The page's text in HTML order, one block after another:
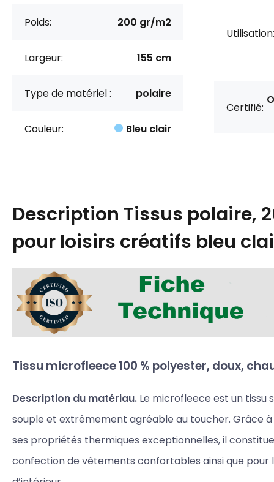
Poids: 200 gr/m2
Largeur: 155 cm
Type de matériel : polaire
Couleur: Bleu clair
Utilisation:
Certifié:
Description Tissus polaire,
pour loisirs créatifs bleu
Tissu microfleece 100 % polyester, doux,
Description du matériau. Le microfleece est un tissu
souple et extrêmement agréable au toucher. Grâce
ses propriétés thermiques exceptionnelles, il
confection de vêtements confortables ainsi que pour